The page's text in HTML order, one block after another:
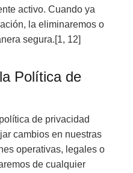
activo. Cuando ya
la eliminaremos o
segura.[1, 12]
Política de
de privacidad
cambios en nuestras
operativas, legales o
de cualquier